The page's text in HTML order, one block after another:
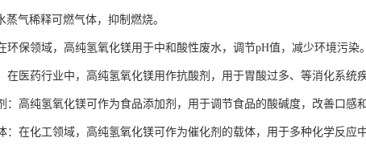
蒸气稀释可燃气体，抑制燃烧。
环保领域，高纯氢氧化镁用于中和酸性废水，调节pH值，减少环境污染
在医药行业中，高纯氢氧化镁用作抗酸剂，用于胃酸过多、等消化系统
：高纯氢氧化镁可作为食品添加剂，用于调节食品的酸碱度，改善口感
：在化工领域，高纯氢氧化镁可作为催化剂的载体，用于多种化学反应